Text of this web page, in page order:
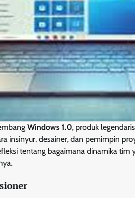
Windows 1.0, produk
insinyur, desainer, dan pemimpin
tentang bagaimana dinamika